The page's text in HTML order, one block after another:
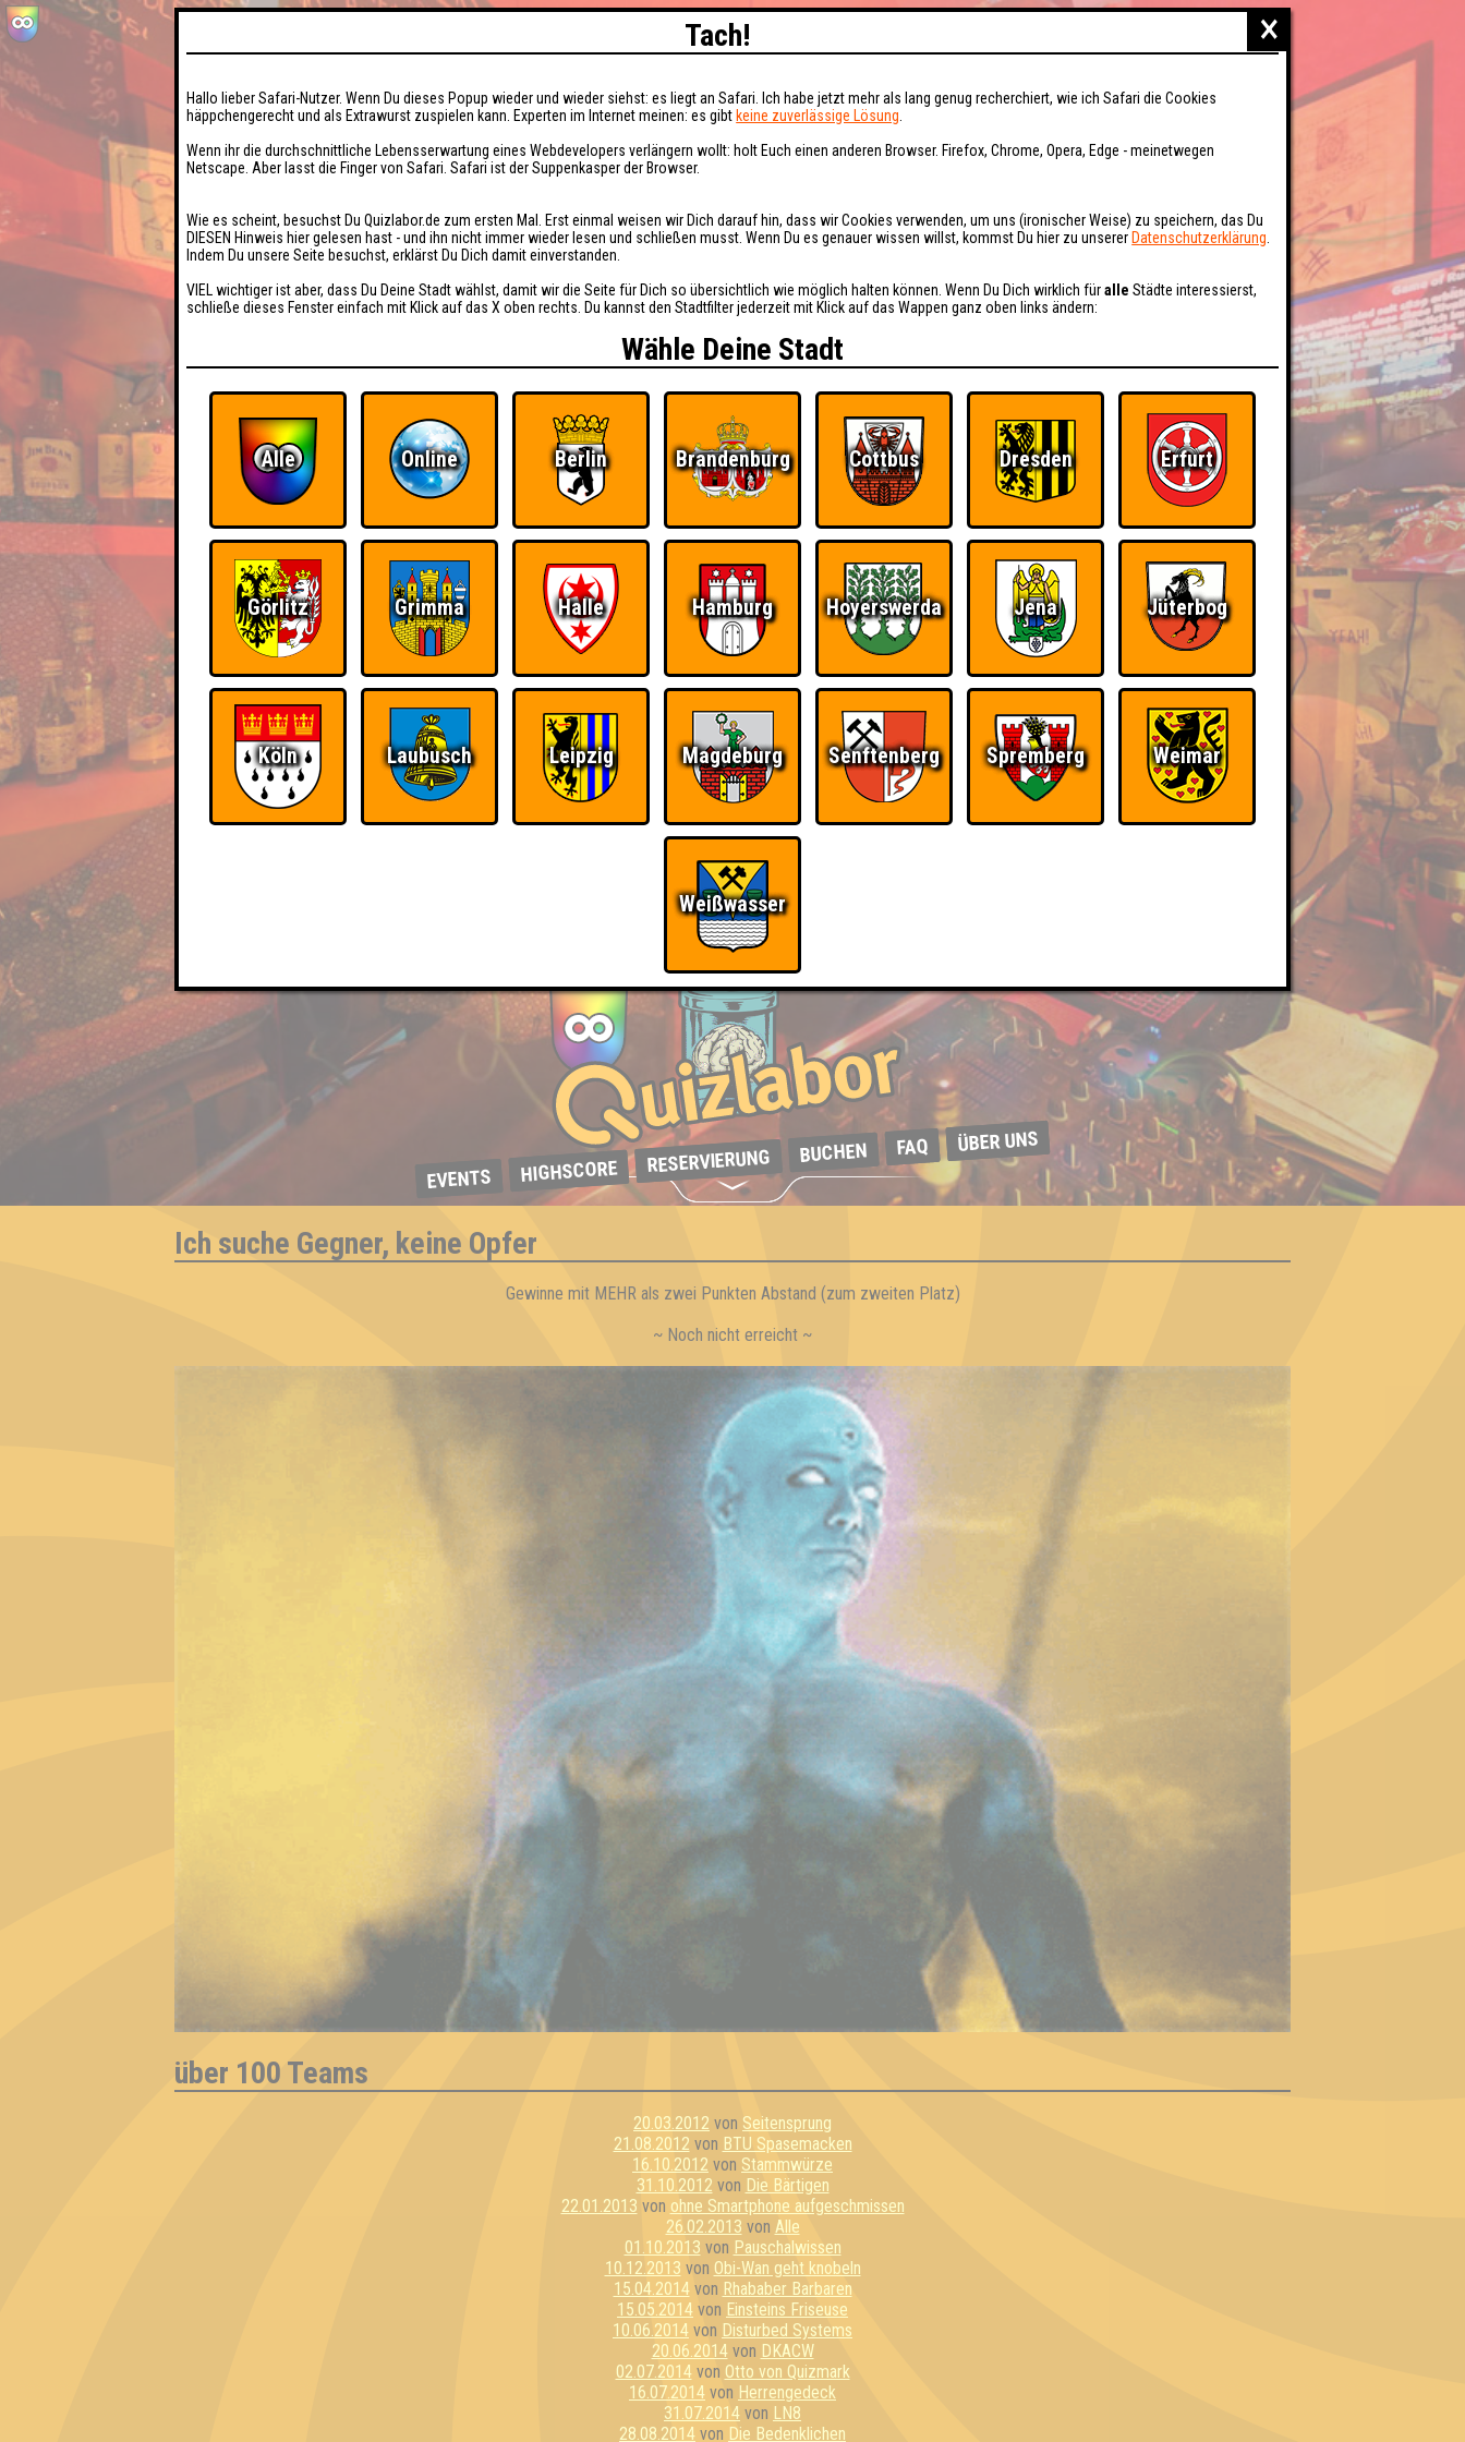
EVENTS HIGHSCORE RESERVIERUNG BUCHEN FAQ ÜBER UNS
Ich suche Gegner, keine Opfer
Gewinne mit MEHR als zwei Punkten Abstand (zum zweiten Platz)
~ Noch nicht erreicht ~
über 100 Teams
20.03.2012 von Seitensprung
21.08.2012 von BTU Spasemacken
16.10.2012 von Stammwürze
31.10.2012 von Die Bärtigen
22.01.2013 von ohne Smartphone aufgeschmissen
26.02.2013 von Alle
01.10.2013 von Pauschalwissen
10.12.2013 von Obi-Wan geht knobeln
15.04.2014von Rhababer Barbaren
15.05.2014 von Einsteins Friseuse
10.06.2014 von Disturbed Systems
20.06.2014von DKACW
02.07.2014von Otto von Quizmark
16.07.2014 von Herrengedeck
31.07.2014 von LN8
28.08.2014 von Die Bedenklichen
×
Tach!
Hallo lieber Safari-Nutzer. Wenn Du dieses Popup wieder und wieder siehst: es liegt an Safari. Ich habe jetzt mehr als lang genug recherchiert, wie ich Safari die Cookies
häppchengerecht und als Extrawurst zuspielen kann. Experten im Internet meinen: es gibt keine zuverlässige Lösung
Wenn ihr die durchschnittliche Lebensserwartung eines Webdevelopers verlängern wollt: holt Euch einen anderen Browser. Firefox, Chrome, Opera, Edge - meinetwegen
Netscape. Aber lasst die Finger von Safari. Safari ist der Suppenkasper der Browser.
Wie es scheint, besuchst Du Quizlabor.de zum ersten Mal. Erst einmal weisen wir Dich darauf hin, dass wir Cookies verwenden, um uns (ironischer Weise) zu speichern, das Du
DIESEN Hinweis hier gelesen hast - und ihn nicht immer wieder lesen und schließen musst. Wenn Du es genauer wissen willst, kommst Du hier zu unserer Datenschutzerklärung
Indem Du unsere Seite besuchst, erklärst Du Dich damit einverstanden.
VIEL wichtiger ist aber, dass Du Deine Stadt wählst, damit wir die Seite für Dich so übersichtlich wie möglich halten können. Wenn Du Dich wirklich füralle Städte interessierst,
schließe dieses Fenster einfach mit Klick auf das X oben rechts. Du kannst den Stadtfilter jederzeit mit Klick auf das Wappen ganz oben links ändern:
Wähle Deine Stadt
Alle Online Berlin Brandenburg Cottbus Dresden Erfurt
Görlitz Grimma Halle Hamburg Hoyerswerda Jena Jüterbog
Köln Laubusch Leipzig Magdeburg Senftenberg Spremberg Weimar
Weißwasser